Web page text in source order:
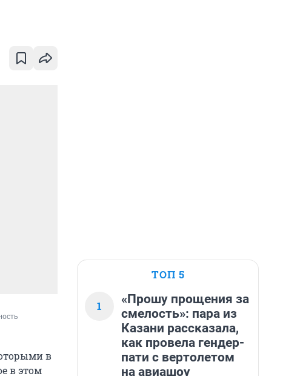
в
в этом
ТОП 5
1
«Прошу прощения за
смелость»: пара из
Казани рассказала,
как провела гендер-
пати с вертолетом
на авиашоу